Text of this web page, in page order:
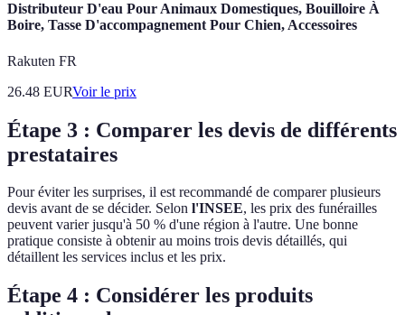
Distributeur D'eau Pour Animaux Domestiques, Bouilloire À
Boire, Tasse D'accompagnement Pour Chien, Accessoires
Rakuten FR
26.48 EURVoir le prix
Étape 3 : Comparer les devis de différents
prestataires
Pour éviter les surprises, il est recommandé de comparer plusieurs
devis avant de se décider. Selon l'INSEE, les prix des funérailles
peuvent varier jusqu'à 50 % d'une région à l'autre. Une bonne
pratique consiste à obtenir au moins trois devis détaillés, qui
détaillent les services inclus et les prix.
Étape 4 : Considérer les produits